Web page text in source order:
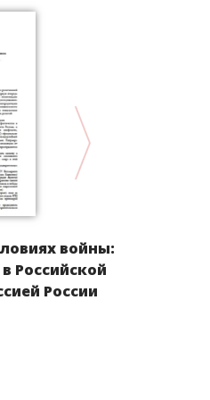
войны:
Российской
России